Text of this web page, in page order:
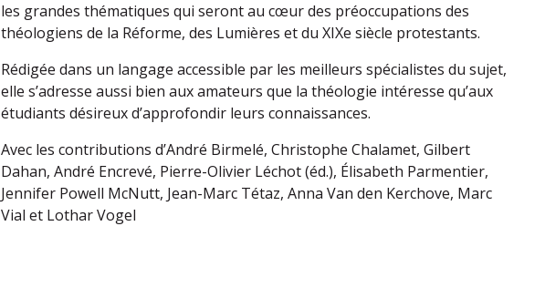
les grandes thématiques qui seront au cœur des préoccupations des
théologiens de la Réforme, des Lumières et du XIXe siècle protestants.
Rédigée dans un langage accessible par les meilleurs spécialistes du sujet,
elle s’adresse aussi bien aux amateurs que la théologie intéresse qu’aux
étudiants désireux d’approfondir leurs connaissances.
Avec les contributions d’André Birmelé, Christophe Chalamet, Gilbert
Dahan, André Encrevé, Pierre-Olivier Léchot (éd.), Élisabeth Parmentier,
Jennifer Powell McNutt, Jean-Marc Tétaz, Anna Van den Kerchove, Marc
Vial et Lothar Vogel